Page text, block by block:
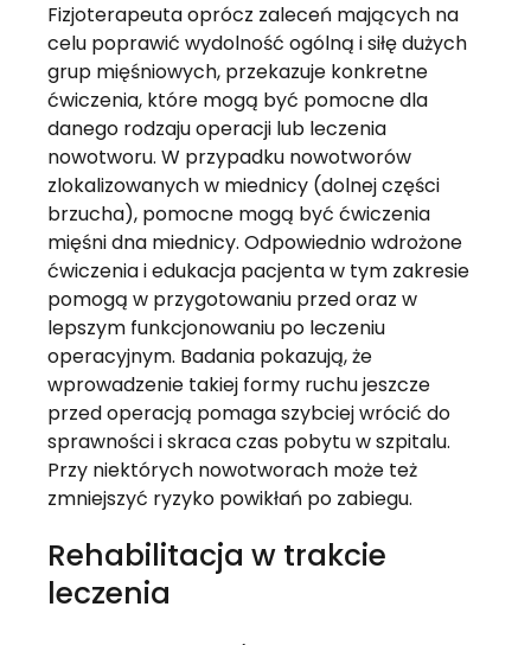
Fizjoterapeuta oprócz zaleceń mających na
celu poprawić wydolność ogólną i siłę dużych
grup mięśniowych, przekazuje konkretne
ćwiczenia, które mogą być pomocne dla
danego rodzaju operacji lub leczenia
nowotworu. W przypadku nowotworów
zlokalizowanych w miednicy (dolnej części
brzucha), pomocne mogą być ćwiczenia
mięśni dna miednicy. Odpowiednio wdrożone
ćwiczenia i edukacja pacjenta w tym zakresie
pomogą w przygotowaniu przed oraz w
lepszym funkcjonowaniu po leczeniu
operacyjnym. Badania pokazują, że
wprowadzenie takiej formy ruchu jeszcze
przed operacją pomaga szybciej wrócić do
sprawności i skraca czas pobytu w szpitalu.
Przy niektórych nowotworach może też
zmniejszyć ryzyko powikłań po zabiegu.
Rehabilitacja w trakcie
leczenia